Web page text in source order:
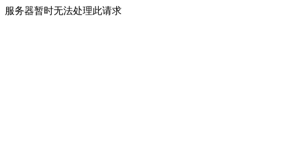
服务器暂时无法处理此请求